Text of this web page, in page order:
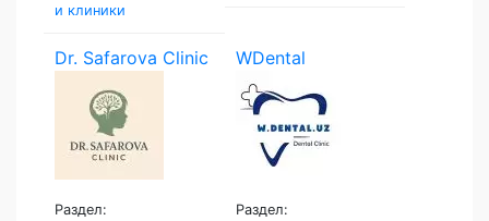
и клиники
Dr. Safarova Clinic
Раздел:
WDental
Раздел: